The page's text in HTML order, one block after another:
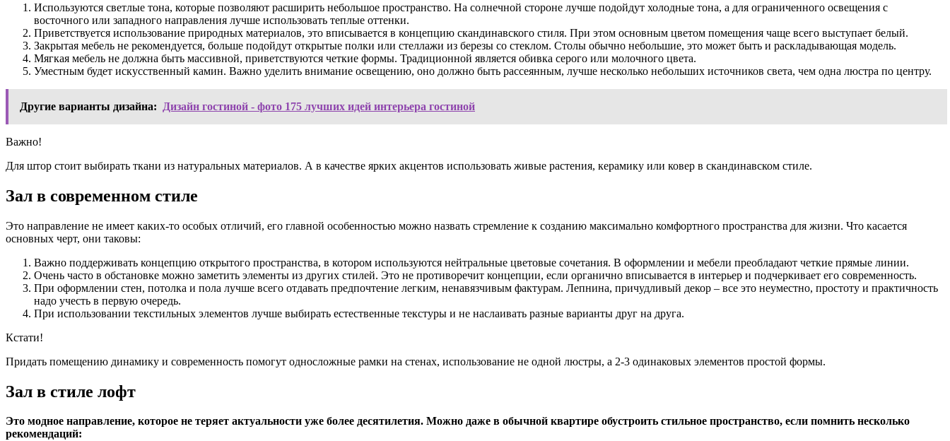
Используются светлые тона, которые позволяют расширить небольшое пространство. На солнечной стороне лучше подойдут холодные тона, а для ограниченного освещения c
восточного или западного направления лучше использовать теплые оттенки.
Приветствуется использование природных материалов, это вписывается в концепцию скандинавского стиля. При этом основным цветом помещения чаще всего выступает белый.
Закрытая мебель не рекомендуется, больше подойдут открытые полки или стеллажи из березы со стеклом. Столы обычно небольшие, это может быть и раскладывающая модель.
Мягкая мебель не должна быть массивной, приветствуются четкие формы. Традиционной является обивка серого или молочного цвета.
Уместным будет искусственный камин. Важно уделить внимание освещению, оно должно быть рассеянным, лучше несколько небольших источников света, чем одна люстра по центру.
Другие варианты дизайна: Дизайн гостиной - фото 175 лучших идей интерьера гостиной
Важно!
Для штор стоит выбирать ткани из натуральных материалов. А в качестве ярких акцентов использовать живые растения, керамику или ковер в скандинавском стиле.
Зал в современном стиле
Это направление не имеет каких-то особых отличий, его главной особенностью можно назвать стремление к созданию максимально комфортного пространства для жизни. Что касается
основных черт, они таковы:
Важно поддерживать концепцию открытого пространства, в котором используются нейтральные цветовые сочетания. В оформлении и мебели преобладают четкие прямые линии.
Очень часто в обстановке можно заметить элементы из других стилей. Это не противоречит концепции, если органично вписывается в интерьер и подчеркивает его современность.
При оформлении стен, потолка и пола лучше всего отдавать предпочтение легким, ненавязчивым фактурам. Лепнина, причудливый декор – все это неуместно, простоту и практичность
надо учесть в первую очередь.
При использовании текстильных элементов лучше выбирать естественные текстуры и не наслаивать разные варианты друг на друга.
Кстати!
Придать помещению динамику и современность помогут односложные рамки на стенах, использование не одной люстры, а 2-3 одинаковых элементов простой формы.
Зал в стиле лофт
Это модное направление, которое не теряет актуальности уже более десятилетия. Можно даже в обычной квартире обустроить стильное пространство, если помнить несколько
рекомендаций: